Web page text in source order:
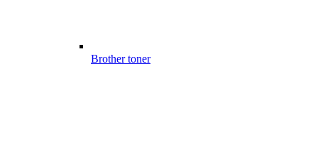
Brother toner